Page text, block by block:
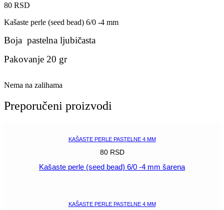
80 RSD
Kašaste perle (seed bead) 6/0 -4 mm
Boja pastelna ljubičasta
Pakovanje 20 gr
Nema na zalihama
Preporučeni proizvodi
KAŠASTE PERLE PASTELNE 4 MM
80 RSD
Kašaste perle (seed bead) 6/0 -4 mm šarena
KAŠASTE PERLE PASTELNE 4 MM